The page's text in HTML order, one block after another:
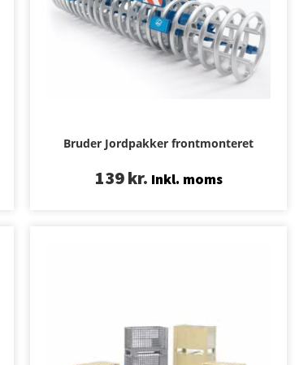
Bruder Jordpakker frontmonteret
139kr. Inkl. moms